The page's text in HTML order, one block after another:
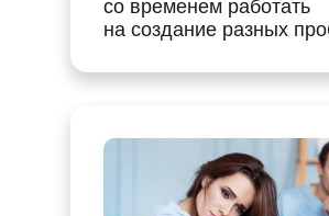
со временем работать
на создание разных